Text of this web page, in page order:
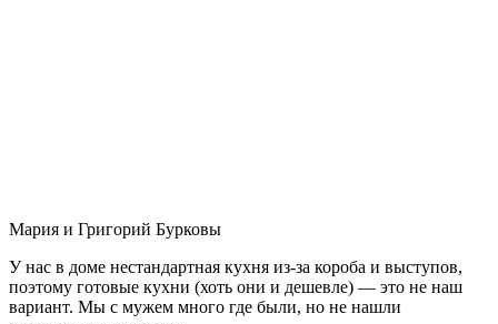
Мария и Григорий Бурковы
У нас в доме нестандартная кухня из-за короба и выступов,
поэтому готовые кухни (хоть они и дешевле) — это не наш
вариант. Мы с мужем много где были, но не нашли